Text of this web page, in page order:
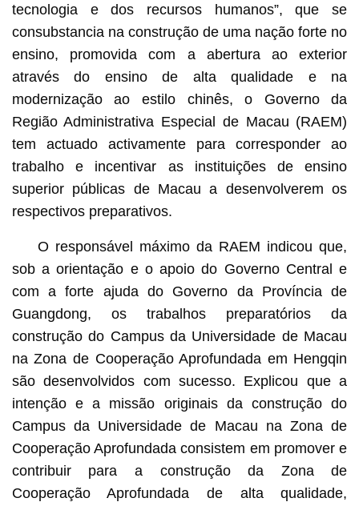
tecnologia e dos recursos humanos”, que se
consubstancia na construção de uma nação forte no
ensino, promovida com a abertura ao exterior
através do ensino de alta qualidade e na
modernização ao estilo chinês, o Governo da
Região Administrativa Especial de Macau (RAEM)
tem actuado activamente para corresponder ao
trabalho e incentivar as instituições de ensino
superior públicas de Macau a desenvolverem os
respectivos preparativos.
O responsável máximo da RAEM indicou que,
sob a orientação e o apoio do Governo Central e
com a forte ajuda do Governo da Província de
Guangdong, os trabalhos preparatórios da
construção do Campus da Universidade de Macau
na Zona de Cooperação Aprofundada em Hengqin
são desenvolvidos com sucesso. Explicou que a
intenção e a missão originais da construção do
Campus da Universidade de Macau na Zona de
Cooperação Aprofundada consistem em promover e
contribuir para a construção da Zona de
Cooperação Aprofundada de alta qualidade,